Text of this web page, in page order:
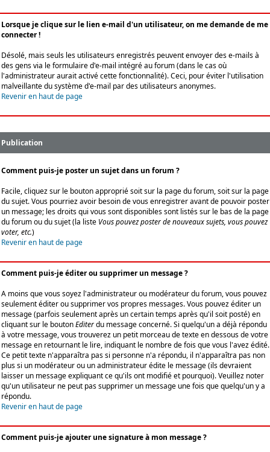
Lorsque je clique sur le lien e-mail d'un utilisateur, on me demande de me
connecter !
Désolé, mais seuls les utilisateurs enregistrés peuvent envoyer des e-mails à
des gens via le formulaire d'e-mail intégré au forum (dans le cas où
l'administrateur aurait activé cette fonctionnalité). Ceci, pour éviter l'utilisation
malveillante du système d'e-mail par des utilisateurs anonymes.
Revenir en haut de page
Publication
Comment puis-je poster un sujet dans un forum ?
Facile, cliquez sur le bouton approprié soit sur la page du forum, soit sur la page
du sujet. Vous pourriez avoir besoin de vous enregistrer avant de pouvoir poster
un message; les droits qui vous sont disponibles sont listés sur le bas de la page
du forum ou du sujet (la liste Vous pouvez poster de nouveaux sujets, vous pouvez
voter, etc.)
Revenir en haut de page
Comment puis-je éditer ou supprimer un message ?
A moins que vous soyez l'administrateur ou modérateur du forum, vous pouvez
seulement éditer ou supprimer vos propres messages. Vous pouvez éditer un
message (parfois seulement après un certain temps après qu'il soit posté) en
cliquant sur le boutonEditerdu message concerné. Si quelqu'un a déjà répondu
à votre message, vous trouverez un petit morceau de texte en dessous de votre
message en retournant le lire, indiquant le nombre de fois que vous l'avez édité.
Ce petit texte n'apparaîtra pas si personne n'a répondu, il n'apparaîtra pas non
plus si un modérateur ou un administrateur édite le message (ils devraient
laisser un message expliquant ce qu'ils ont modifié et pourquoi). Veuillez noter
qu'un utilisateur ne peut pas supprimer un message une fois que quelqu'un y a
répondu.
Revenir en haut de page
Comment puis-je ajouter une signature à mon message ?